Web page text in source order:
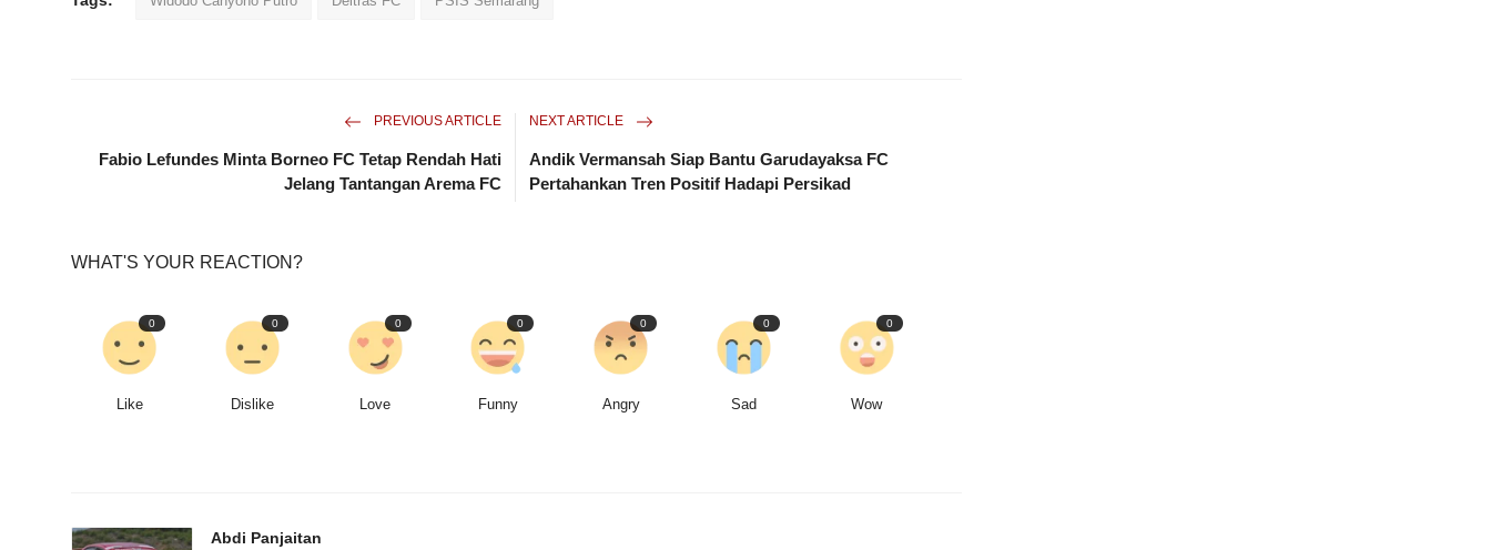
PREVIOUS ARTICLE
Fabio Lefundes Minta Borneo FC Tetap Rendah Hati
Jelang Tantangan Arema FC
NEXT ARTICLE
Andik Vermansah Siap Bantu Garudayaksa FC
Pertahankan Tren Positif Hadapi Persikad
WHAT'S YOUR REACTION?
0
Like
0
Dislike
0
Love
0
Funny
0
Angry
0
Sad
0
Wow
Abdi Panjaitan